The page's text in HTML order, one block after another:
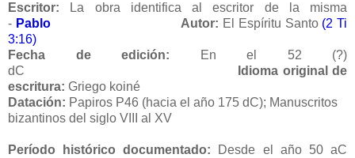
Escritor:
La obra identifica al escritor de la misma
- PabloAutor: El Espíritu Santo (2 Ti
3:16)
Fecha de edición: En el 52 (?)
dC
Idioma original de
escritura: Griego koiné
Datación: Papiros P46 (hacia el año 175 dC); Manuscritos
bizantinos del siglo VIII al XV
Período histórico documentado: Desde el año 50 aC